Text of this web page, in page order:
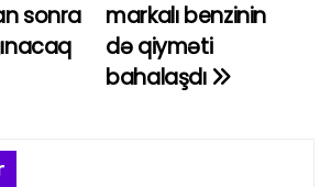
markalı benzinin
də qiyməti
bahalaşdı
sonra